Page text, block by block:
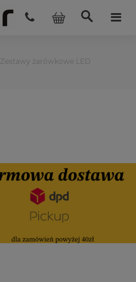
Zestawy żarówkowe LED